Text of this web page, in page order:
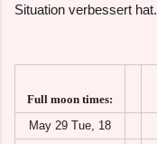
Situation verbessert hat.
Full moon times:
May 29 Tue, 18